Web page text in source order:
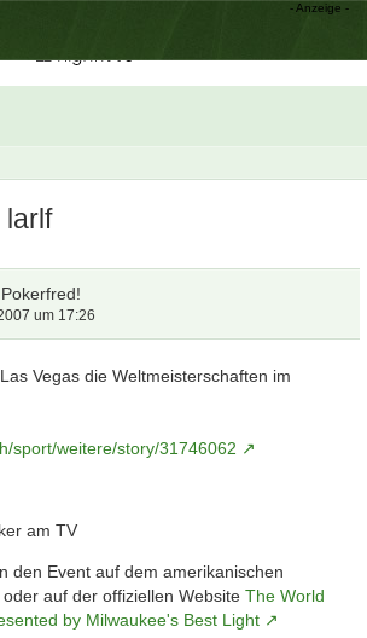
larlf
um 17:26
Vegas die Weltmeisterschaften im
sport/weitere/story/31746062
am TV
den Event auf dem amerikanischen
oder auf der offiziellen WebsiteThe World
by Milwaukee's Best Light